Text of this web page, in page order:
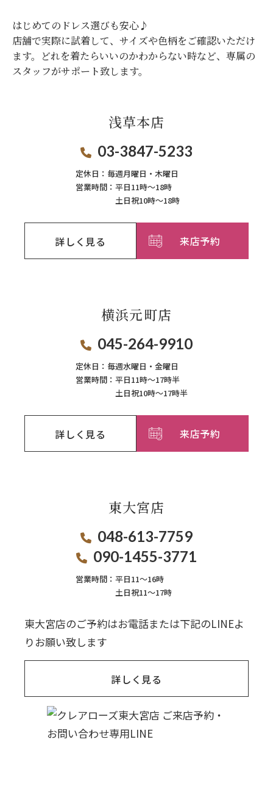
はじめてのドレス選びも安心♪
店舗で実際に試着して、サイズや色柄をご確認いただけ
ます。
どれを着たらいいのかわからない時など、専属の
スタッフがサポート致します。
浅草本店
03-3847-5233
定休日： 毎週月曜日・木曜日
営業時間： 平日11時～18時
土日祝10時～18時
詳しく見る 来店予約
横浜元町店
045-264-9910
定休日： 毎週⽔曜⽇‧⾦曜⽇
営業時間： 平日11時～17時半
土日祝10時～17時半
詳しく見る 来店予約
東大宮店
048-613-7759
090-1455-3771
営業時間： 平日11〜16時
土日祝11〜17時
東大宮店のご予約はお電話または下記のLINEよ
りお願い致します
詳しく見る